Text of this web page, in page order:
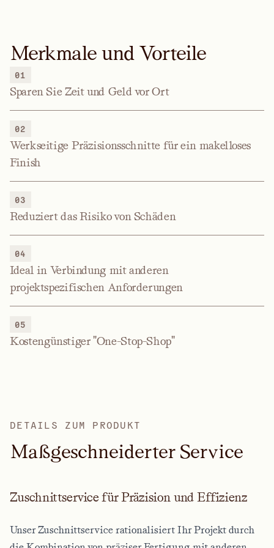
Merkmale und Vorteile
01
Sparen Sie Zeit und Geld vor Ort
02
Werkseitige Präzisionsschnitte für ein makelloses
Finish
03
Reduziert das Risiko von Schäden
04
Ideal in Verbindung mit anderen
projektspezifischen Anforderungen
05
Kostengünstiger "One-Stop-Shop"
DETAILS ZUM PRODUKT
Maßgeschneiderter Service
Zuschnittservice für Präzision und Effizienz
Unser Zuschnittservice rationalisiert Ihr Projekt durch